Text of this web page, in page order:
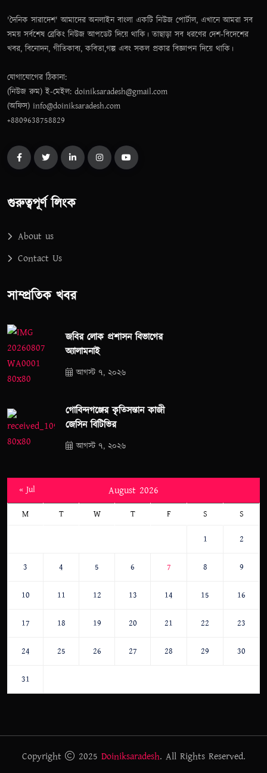
'দৈনিক সারাদেশ' আমাদের অনলাইন বাংলা একটি নিউজ পোর্টাল, এখানে আমরা সব
সময় সর্বশেষ ব্রেকিং নিউজ আপডেট দিয়ে থাকি। তাছাড়া সব ধরণের দেশ-বিদেশের
খবর, বিনোদন, গীতিকাব্য, কবিতা,গল্প এবং সকল প্রকার বিজ্ঞাপন দিয়ে থাকি।
যোগাযোগের ঠিকানা:
(নিউজ রুম) ই-মেইল: doiniksaradesh@gmail.com
(অফিস) info@doiniksaradesh.com
+8809638758829
গুরুত্বপূর্ণ লিংক
About us
Contact Us
সাম্প্রতিক খবর
জবির লোক প্রশাসন বিভাগের
অ্যালামনাই
আগস্ট ৭, ২০২৬
গোবিন্দগঞ্জের কৃতিসন্তান কাজী
জেসিন বিটিভির
আগস্ট ৭, ২০২৬
August 2026
M T W T F S S
1 2
3 4 5 6 7 8 9
10 11 12 13 14 15 16
17 18 19 20 21 22 23
24 25 26 27 28 29 30
31
« Jul
Copyright 2025 Doiniksaradesh. All Rights Reserved.